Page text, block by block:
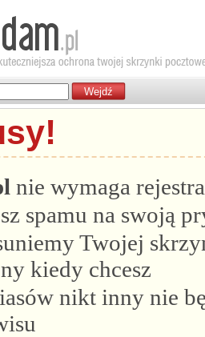
nie wymaga
spamu na swoją
Twojej
kiedy chcesz
nikt inny nie